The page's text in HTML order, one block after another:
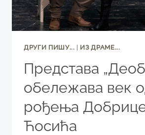
ДРУГИ ПИШУ... | ИЗ ДРАМЕ...
Представа
обележава век
рођења
Ћосића